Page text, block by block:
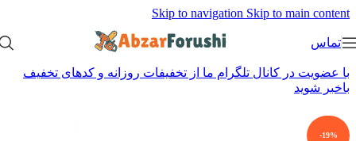
Skip to navigationSkip to main content
تماس
با عضویت در کانال تلگرام ما از تخفیفات روزانه و کدهای تخفیف
باخبر شوید
-19%